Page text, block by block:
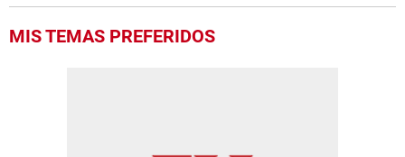
MIS TEMAS PREFERIDOS